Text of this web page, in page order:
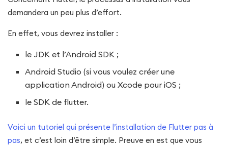
demandera un peu plus d’effort.
En effet, vous devrez installer :
le JDK et l’Android SDK ;
Android Studio (si vous voulez créer une
application Android) ou Xcode pour iOS ;
le SDK de flutter.
Voici un tutoriel qui présente l’installation de Flutter pas à
pas, et c’est loin d’être simple. Preuve en est que vous